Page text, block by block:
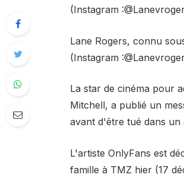
(Instagram
Lane Rogers, connu
(Instagram
La star de cinéma pour
Mitchell, a publié un
avant d'être tué dans un
L'artiste OnlyFans est
famille à TMZ hier (17